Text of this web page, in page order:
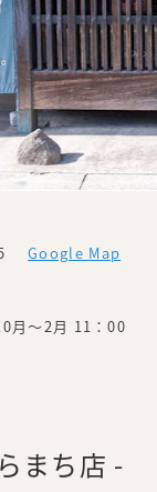
Google Map
月～2月 11：00
まち店 -